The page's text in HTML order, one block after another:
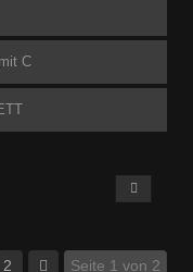
C
2 Seite 1 von 2